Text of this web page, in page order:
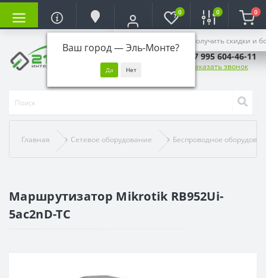
Ваш город —Эль-Монте?
Войдите, чтобы получить скидки и
0 0 0
+7 995 604-46-11
Заказать звонок
Главная Сетевое оборудование Беспроводное
Маршрутизатор Mikrotik RB952Ui-
5ac2nD-TC